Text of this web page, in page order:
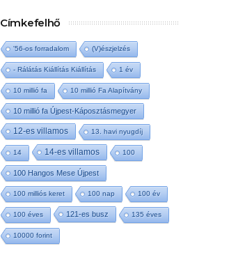
Címkefelhő
'56-os forradalom (V)észjelzés
- Rálátás Kiállítás Kiállítás 1 év
10 millió fa 10 millió Fa Alapítvány
10 millió fa Újpest-Káposztásmegyer
12-es villamos 13. havi nyugdíj
14 14-es villamos 100
100 Hangos Mese Újpest
100 milliós keret 100 nap 100 év
100 éves 121-es busz 135 éves
10000 forint